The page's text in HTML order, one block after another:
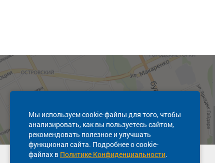
Мы используем cookie-файлы для того, чтобы
анализировать, как вы пользуетесь сайтом,
рекомендовать полезное и улучшать
функционал сайта. Подробнее о cookie-
файлах в Политике Конфиденциальности.